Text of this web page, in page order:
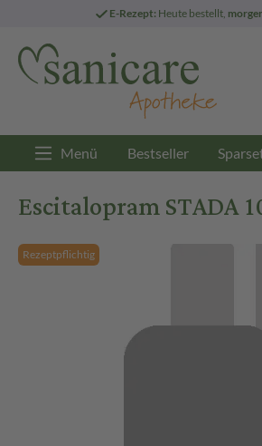
E-Rezept: Heute bestellt,
Menü Bestseller
Escitalopram STADA
Rezeptpflichtig